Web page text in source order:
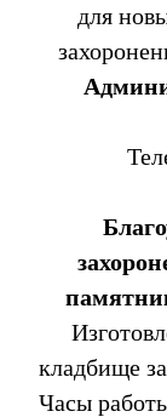
для
кладбище
Часы